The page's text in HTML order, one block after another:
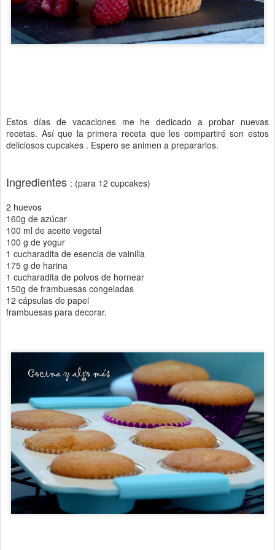
Estos días de vacaciones me he dedicado a probar nuevas
recetas. Así que la primera receta que les compartiré son estos
deliciosos cupcakes . Espero se animen a prepararlos.
Ingredientes : (para 12 cupcakes)
2 huevos
160g de azúcar
100 ml de aceite vegetal
100 g de yogur
1 cucharadita de esencia de vainilla
175 g de harina
1 cucharadita de polvos de hornear
150g de frambuesas congeladas
12 cápsulas de papel
frambuesas para decorar.